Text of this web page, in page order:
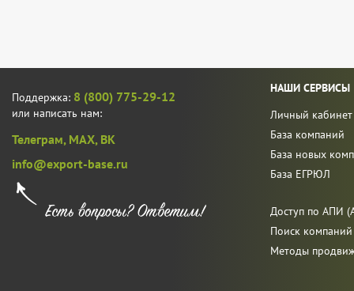
Поддержка: 8 (800) 775-29-12
или написать нам:
Телеграм, MAX, ВК
info@export-base.ru
НАШИ СЕРВИСЫ
Личный кабинет
База компаний
База новых
База ЕГРЮЛ
Доступ по АПИ
Поиск
Методы